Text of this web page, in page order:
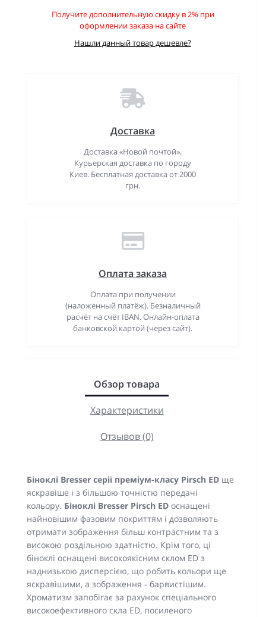
Получите дополнительную скидку в 2% при
оформлении заказа на сайте
Нашли данный товар дешевле?
Доставка
Доставка «Новой почтой».
Курьерская доставка по городу
Киев. Бесплатная доставка от 2000
грн.
Оплата заказа
Оплата при получении
(наложенный платёж). Безналичный
расчёт на счёт IBAN. Онлайн-оплата
банковской картой (через сайт).
Обзор товара
Характеристики
Отзывов (0)
Біноклі Bresser серії преміум-класу Pirsch ED ще
яскравіше і з більшою точністю передачі
кольору. Біноклі Bresser Pirsch ED оснащені
найновішим фазовим покриттям і дозволяють
отримати зображення більш контрастним та з
високою роздільною здатністю. Крім того, ці
біноклі оснащені високоякісним склом ED з
наднизькою дисперсією, що робить кольори ще
яскравішими, а зображення - барвистішим.
Хроматизм запобігає за рахунок спеціального
високоефективного скла ED, посиленого